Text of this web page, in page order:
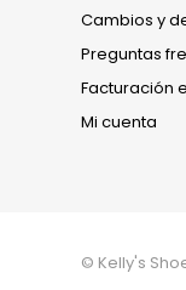
Cambios y
Preguntas
Facturación
Mi cuenta
© Kelly's